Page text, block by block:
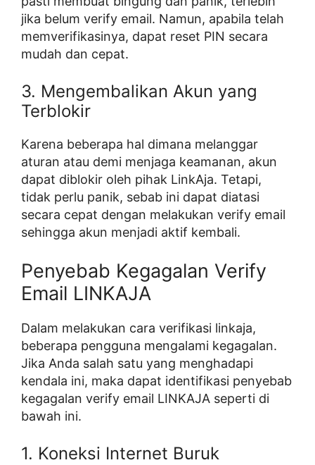
jika belum verify email. Namun, apabila telah
memverifikasinya, dapat reset PIN secara
mudah dan cepat.
3. Mengembalikan Akun yang
Terblokir
Karena beberapa hal dimana melanggar
aturan atau demi menjaga keamanan, akun
dapat diblokir oleh pihak LinkAja. Tetapi,
tidak perlu panik, sebab ini dapat diatasi
secara cepat dengan melakukan verify email
sehingga akun menjadi aktif kembali.
Penyebab Kegagalan Verify
Email LINKAJA
Dalam melakukan cara verifikasi linkaja,
beberapa pengguna mengalami kegagalan.
Jika Anda salah satu yang menghadapi
kendala ini, maka dapat identifikasi penyebab
kegagalan verify email LINKAJA seperti di
bawah ini.
1. Koneksi Internet Buruk